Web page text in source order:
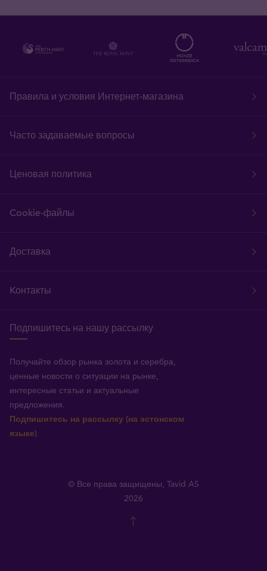
Правила и условия Интернет-магазина
Часто задаваемые вопросы
Ценовая политика
Cookie-файлы
Доставка
Kонтакты
Подпишитесь на нашу рассылку
Получайте обзор рынка золота и серебра,
ценные новости о ситуации на рынке,
интересные статьи и актуальные
предложения.
Подпишитесь на рассылку (на эстонском
языке)
© Все права защищены, Tavid AS
2026